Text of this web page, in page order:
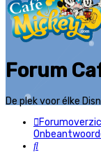
Forum
De plek voor élke
Zoek